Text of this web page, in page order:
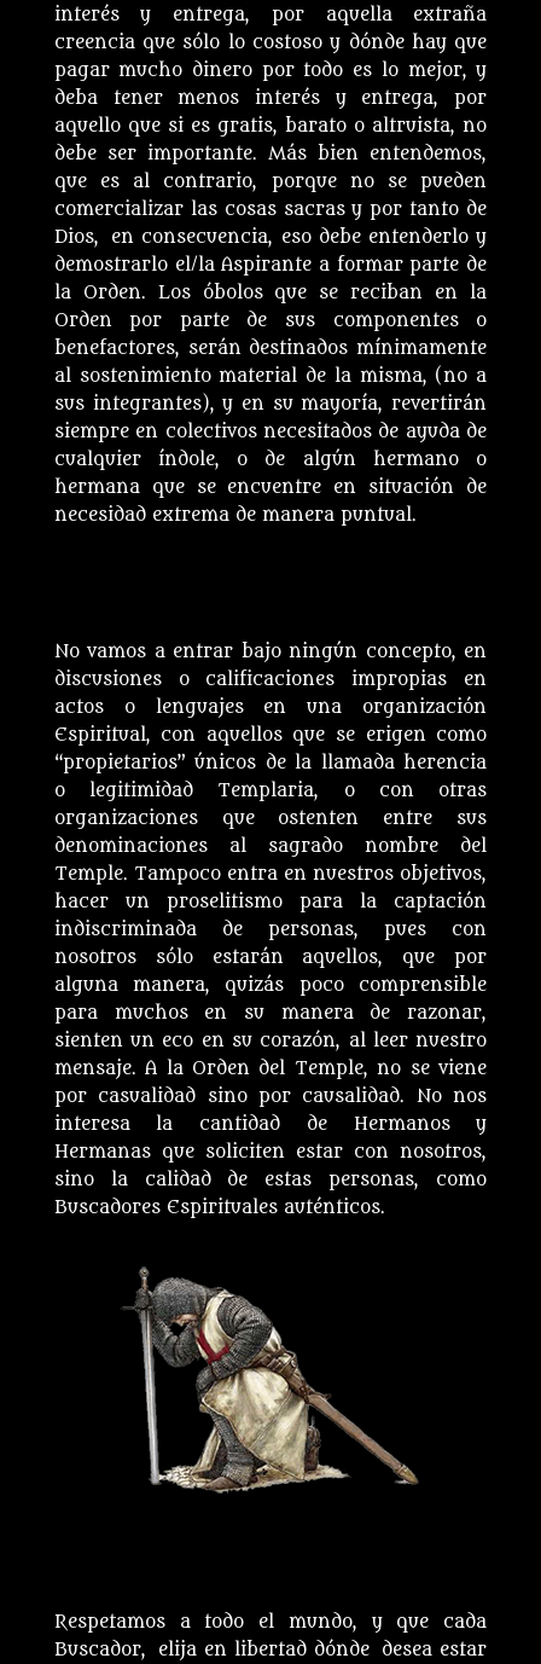
interés y entrega, por aquella extraña
creencia que sólo lo costoso y dónde hay que
pagar mucho dinero por todo es lo mejor, y
deba tener menos interés y entrega, por
aquello que si es gratis, barato o altruista, no
debe ser importante. Más bien entendemos,
que es al contrario, porque no se pueden
comercializar las cosas sacras y por tanto de
Dios, en consecuencia, eso debe entenderlo y
demostrarlo el/la Aspirante a formar parte de
la Orden. Los óbolos que se reciban en la
Orden por parte de sus componentes o
benefactores, serán destinados mínimamente
al sostenimiento material de la misma, (no a
sus integrantes), y en su mayoría, revertirán
siempre en colectivos necesitados de ayuda de
cualquier índole, o de algún hermano o
hermana que se encuentre en situación de
necesidad extrema de manera puntual.
No vamos a entrar bajo ningún concepto, en
discusiones o calificaciones impropias en
actos o lenguajes en una organización
Espiritual, con aquellos que se erigen como
“propietarios” únicos de la llamada herencia
o legitimidad Templaria, o con otras
organizaciones que ostenten entre sus
denominaciones al sagrado nombre del
Temple. Tampoco entra en nuestros objetivos,
hacer un proselitismo para la captación
indiscriminada de personas, pues con
nosotros sólo estarán aquellos, que por
alguna manera, quizás poco comprensible
para muchos en su manera de razonar,
sienten un eco en su corazón, al leer nuestro
mensaje. A la Orden del Temple, no se viene
por casualidad sino por causalidad. No nos
interesa la cantidad de Hermanos y
Hermanas que soliciten estar con nosotros,
sino la calidad de estas personas, como
Buscadores Espirituales auténticos.
Respetamos a todo el mundo, y que cada
Buscador, elija en libertad dónde desea estar